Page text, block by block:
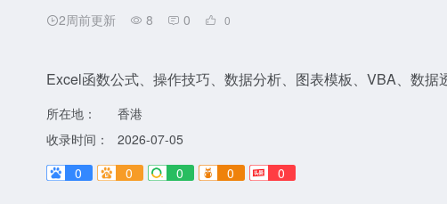
2周前更新 8 0 0
Excel函数公式、操作技巧、数据分析、图表模板、VBA、数据
所在地：
香港
收录时间：
2026-07-05
0
0 0 0 0